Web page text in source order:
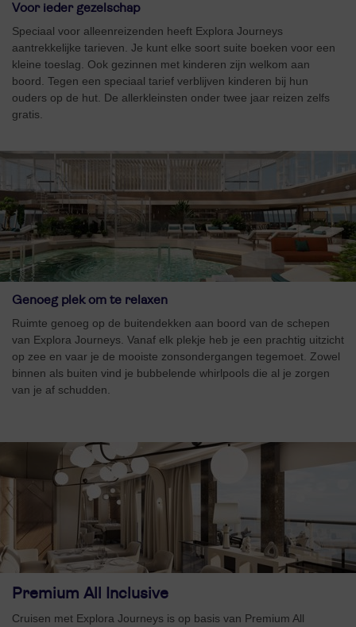
Voor ieder gezelschap
Speciaal voor alleenreizenden heeft Explora Journeys
aantrekkelijke tarieven. Je kunt elke soort suite boeken voor een
kleine toeslag. Ook gezinnen met kinderen zijn welkom aan
boord. Tegen een speciaal tarief verblijven kinderen bij hun
ouders op de hut. De allerkleinsten onder twee jaar reizen zelfs
gratis.
Genoeg plek om te relaxen
Ruimte genoeg op de buitendekken aan boord van de schepen
van Explora Journeys. Vanaf elk plekje heb je een prachtig uitzicht
op zee en vaar je de mooiste zonsondergangen tegemoet. Zowel
binnen als buiten vind je bubbelende whirlpools die al je zorgen
van je af schudden.
Premium All Inclusive
Cruisen met Explora Journeys is op basis van Premium All